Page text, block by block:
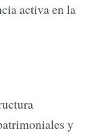
activa en la
y